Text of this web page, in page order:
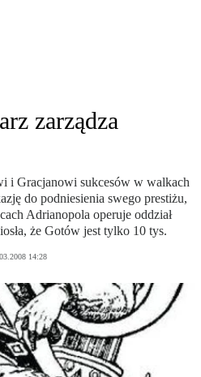
zarządza
i Gracjanowi sukcesów w walkach
do podniesienia swego prestiżu,
Adrianopola operuje oddział
że Gotów jest tylko 10 tys.
14:28